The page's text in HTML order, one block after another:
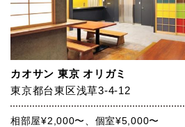
カオサン 東京 オリガミ
東京都台東区浅草3-4-12
相部屋¥2,000〜、個室¥5,000〜